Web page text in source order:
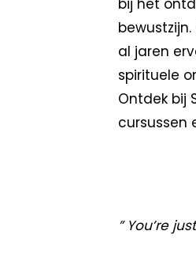
bij het
al jaren
spirituele
Ontdek bij
cursussen
” You’re